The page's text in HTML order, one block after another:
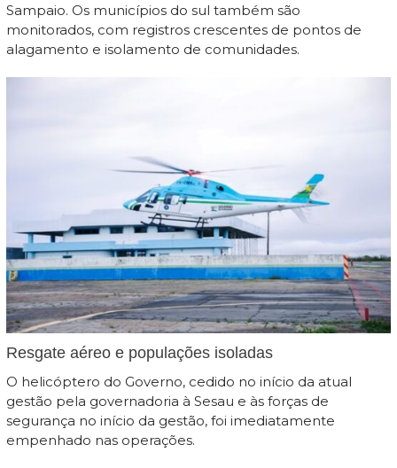
Sampaio. Os municípios do sul também são
monitorados, com registros crescentes de pontos de
alagamento e isolamento de comunidades.
Resgate aéreo e populações isoladas
O helicóptero do Governo, cedido no início da atual
gestão pela governadoria à Sesau e às forças de
segurança no início da gestão, foi imediatamente
empenhado nas operações.